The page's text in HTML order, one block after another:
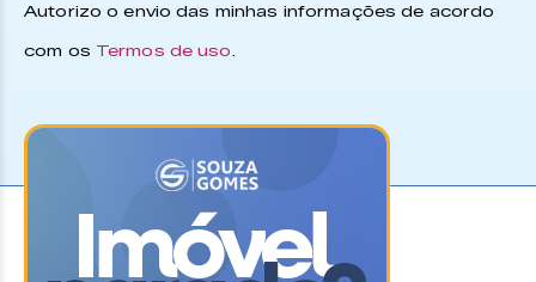
Autorizo o envio das minhas informações de acordo
com os Termos de uso.